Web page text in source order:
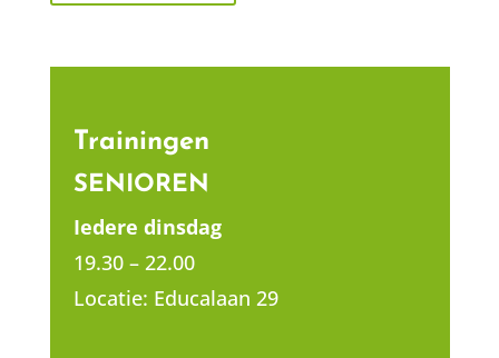
Trainingen
SENIOREN
Iedere dinsdag
19.30 – 22.00
Locatie: Educalaan 29